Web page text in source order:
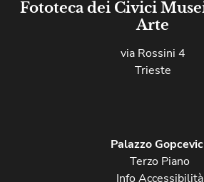
Fototeca dei Civici
Arte
via Rossini 4
Trieste
Palazzo
Terzo Piano
Info Accessibilità